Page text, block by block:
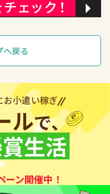
へ戻る
お小遣い稼ぎ
ルで、
生活
ン開催中！